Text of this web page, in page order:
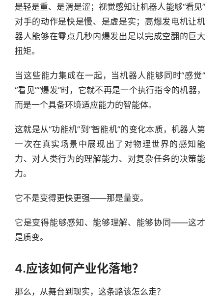
是轻是重、是滑是涩；视觉感知让机器人能够“看见”
对手的动作是快是慢、是虚是实；高爆发电机让机
器人能够在零点几秒内爆发出足以完成空翻的巨大
扭矩。
当这些能力集成在一起，当机器人能够同时“感觉”
“看见”“爆发”时，它就不再是一个执行指令的机器，
而是一个具备环境适应能力的智能体。
这就是从“功能机”到“智能机”的变化本质，机器人第
一次在真实场景中展现出了对物理世界的感知能
力、对人类行为的理解能力、对复杂任务的决策能
力。
它不是变得更快更强——那是量变。
它是变得能够感知、能够理解、能够协同——这才
是质变。
4.应该如何产业化落地？
那么，从舞台到现实，这条路该怎么走？